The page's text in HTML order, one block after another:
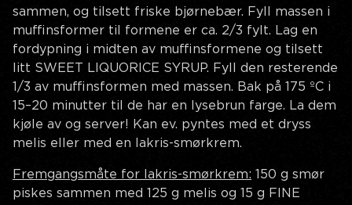
sammen, og tilsett friske bjørnebær. Fyll massen i
muffinsformer til formene er ca. 2/3 fylt. Lag en
fordypning i midten av muffinsformene og tilsett
litt SWEET LIQUORICE SYRUP. Fyll den resterende
1/3 av muffinsformen med massen. Bak på 175 ºC i
15–20 minutter til de har en lysebrun farge. La dem
kjøle av og server! Kan ev. pyntes med et dryss
melis eller med en lakris-smørkrem.
Fremgangsmåte for lakris-smørkrem: 150 g smør
piskes sammen med 125 g melis og 15 g FINE